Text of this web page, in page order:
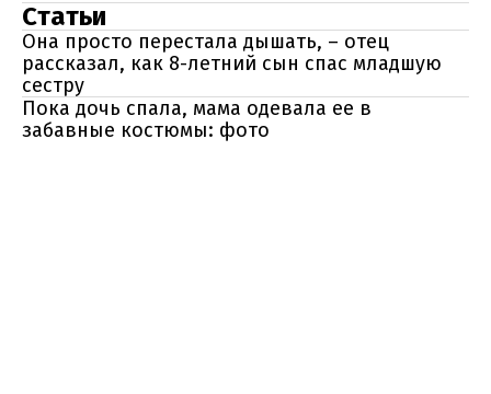
Статьи
Она просто перестала дышать, – отец
рассказал, как 8-летний сын спас младшую
сестру
Пока дочь спала, мама одевала ее в
забавные костюмы: фото